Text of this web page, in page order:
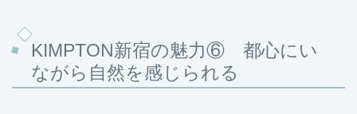
KIMPTON新宿の魅力⑥ 都心にい
ながら自然を感じられる